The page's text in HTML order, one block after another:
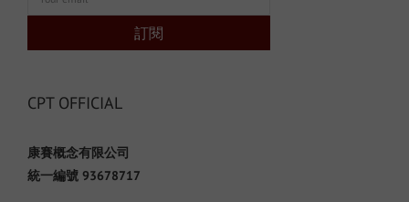
訂閱
CPT OFFICIAL
康賽概念有限公司
統一編號 93678717